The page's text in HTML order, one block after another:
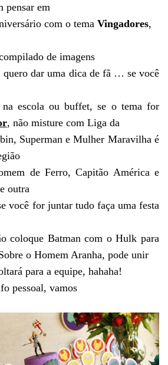
pensar em
com o tema Vingadores,
de imagens
quero dar uma dica de fã … se você
na escola ou buffet, se o tema for
, não misture com Liga da
Superman e Mulher Maravilha é
de Ferro, Capitão América e
outra
você for juntar tudo faça uma festa
coloque Batman com o Hulk para
o Homem Aranha, pode unir
para a equipe, hahaha!
pessoal, vamos